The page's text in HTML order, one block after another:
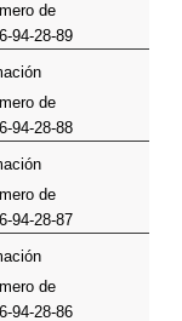
de
94-28-89
de
94-28-88
de
94-28-87
de
94-28-86